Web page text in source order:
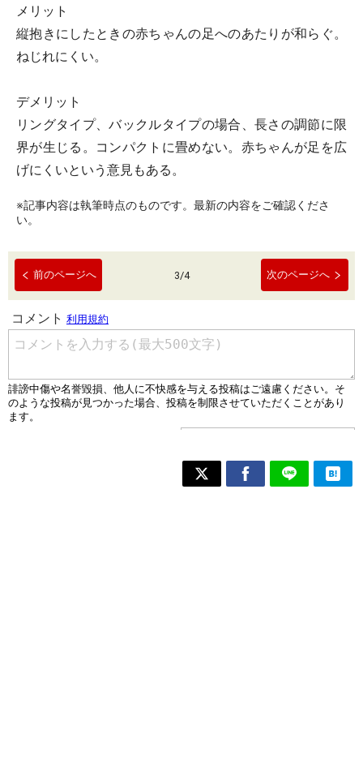
メリット
縦抱きにしたときの赤ちゃんの足へのあたりが和らぐ。
ねじれにくい。
デメリット
リングタイプ、バックルタイプの場合、長さの調節に限
界が生じる。コンパクトに畳めない。赤ちゃんが足を広
げにくいという意見もある。
※記事内容は執筆時点のものです。最新の内容をご確認くださ
い。
前のページへ 3/4 次のページへ